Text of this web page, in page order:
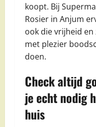
koopt. Bij
Rosier in Anjum
ook die vrijheid en
met plezier
doen.
Check altijd
je echt nodig
huis